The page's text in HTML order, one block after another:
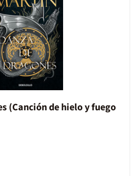
(Canción de hielo y fuego